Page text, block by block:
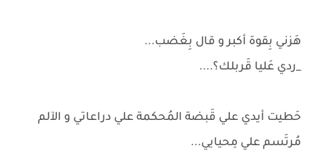
هَزني بِقوة أكبر و قال بِغَضب...
_ردي عَليا قَربلك؟....
حَطيت أيدي علي قَبضة المُحكمة علي دراعاتي و الآلم
مُرتَسم علي مِحيايي...